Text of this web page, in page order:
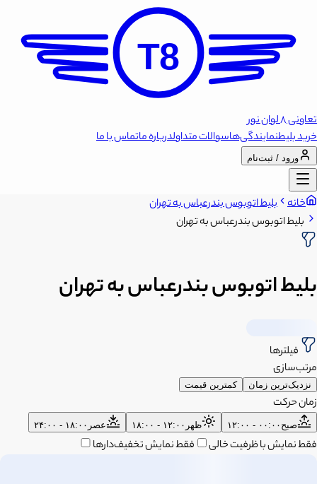
T8
تعاونی 8 لوان نور
خرید بلیطنمایندگی‌هاسوالات متداولدرباره ماتماس با ما
ورود / ثبت‌نام
خانه بلیط اتوبوس بندرعباس به تهران
بلیط اتوبوس بندرعباس به تهران
بلیط اتوبوس بندرعباس به تهران
فیلترها
مرتب‌سازی
نزدیک‌ترین زمان کمترین قیمت
زمان حرکت
صبح ۰۰:۰۰ - ۱۲:۰۰ ظهر ۱۲:۰۰ - ۱۸:۰۰ عصر ۱۸:۰۰ - ۲۴:۰۰
فقط نمایش با ظرفیت خالی فقط نمایش تخفیف‌دارها